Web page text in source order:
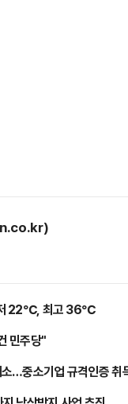
저 22℃, 최고 36℃
민주당"
…중소기업 규격인증 취